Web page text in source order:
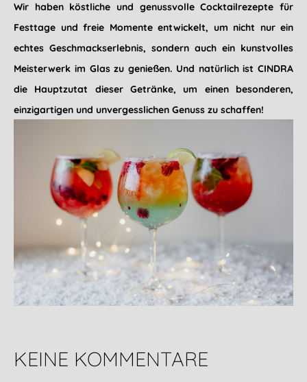
Wir haben köstliche und genussvolle Cocktailrezepte für
Festtage und freie Momente entwickelt, um nicht nur ein
echtes Geschmackserlebnis, sondern auch ein kunstvolles
Meisterwerk im Glas zu genießen. Und natürlich ist CINDRA
die Hauptzutat dieser Getränke, um einen besonderen,
einzigartigen und unvergesslichen Genuss zu schaffen!
KEINE KOMMENTARE